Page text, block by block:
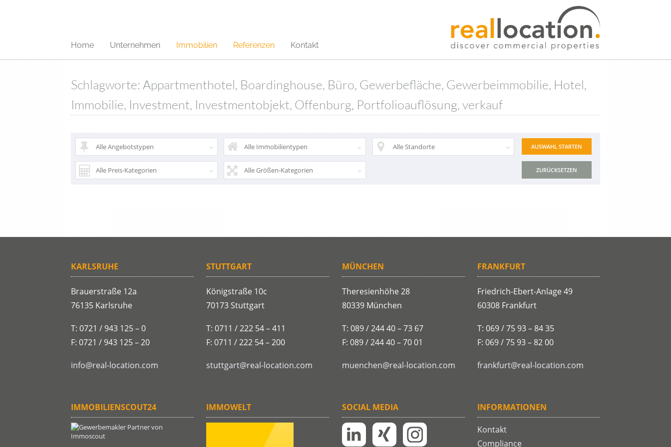
Home Unternehmen Immobilien Referenzen Kontakt
Schlagworte: Appartmenthotel, Boardinghouse, Büro, Gewerbefläche, Gewerbeimmobilie, Hotel,
Immobilie, Investment, Investmentobjekt, Offenburg, Portfolioauflösung, verkauf
Alle Angebotstypen Alle Immobilientypen Alle Standorte
Alle Preis-Kategorien Alle Größen-Kategorien ZURÜCKSETZEN
KARLSRUHE
Brauerstraße 12a
76135 Karlsruhe
T: 0721 / 943 125 – 0
F: 0721 / 943 125 – 20
info@real-location.com
IMMOBILIENSCOUT24
STUTTGART
Königstraße 10c
70173 Stuttgart
T: 0711 / 222 54 – 411
F: 0711 / 222 54 – 200
stuttgart@real-location.com
IMMOWELT
MÜNCHEN
Theresienhöhe 28
80339 München
T: 089 / 244 40 – 73 67
F: 089 / 244 40 – 70 01
muenchen@real-location.com
SOCIAL MEDIA
FRANKFURT
Friedrich-Ebert-Anlage 49
60308 Frankfurt
T: 069 / 75 93 – 84 35
F: 069 / 75 93 – 82 00
frankfurt@real-location.com
INFORMATIONEN
Kontakt
Compliance